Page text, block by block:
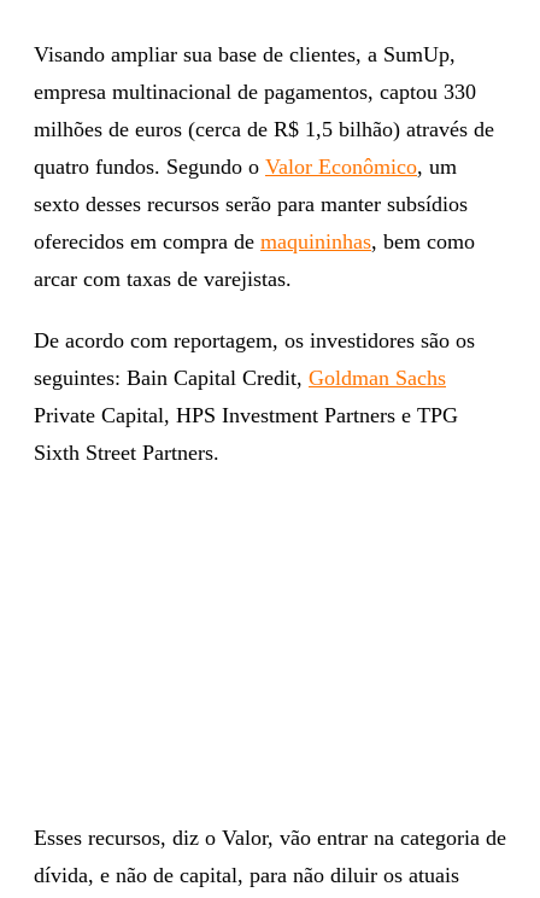
Visando ampliar sua base de clientes, a SumUp,
empresa multinacional de pagamentos, captou 330
milhões de euros (cerca de R$ 1,5 bilhão) através de
quatro fundos. Segundo o Valor Econômico, um
sexto desses recursos serão para manter subsídios
oferecidos em compra de maquininhas, bem como
arcar com taxas de varejistas.
De acordo com reportagem, os investidores são os
seguintes: Bain Capital Credit, Goldman Sachs
Private Capital, HPS Investment Partners e TPG
Sixth Street Partners.
Esses recursos, diz o Valor, vão entrar na categoria de
dívida, e não de capital, para não diluir os atuais